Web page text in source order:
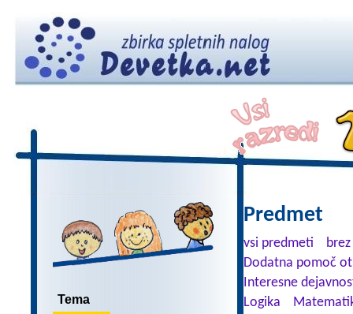
Tema
Predmet
vsi predmeti
Dodatna pomoč
Interesne
Logika